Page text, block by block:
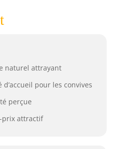
naturel attrayant
d’accueil pour les convives
perçue
prix attractif